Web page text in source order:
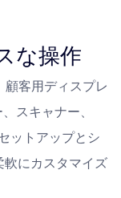
な操作
顧客用ディスプレ
スキャナー、
ットアップとシ
にカスタマイズ